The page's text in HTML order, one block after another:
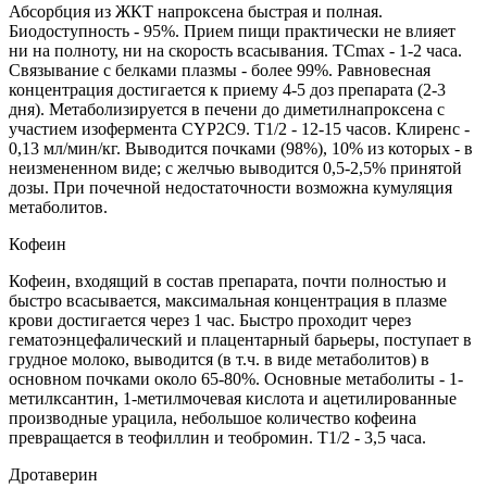
Абсорбция из ЖКТ напроксена быстрая и полная.
Биодоступность - 95%. Прием пищи практически не влияет
ни на полноту, ни на скорость всасывания. ТСmах - 1-2 часа.
Связывание с белками плазмы - более 99%. Равновесная
концентрация достигается к приему 4-5 доз препарата (2-3
дня). Метаболизируется в печени до диметилнапроксена с
участием изофермента CYP2C9. T1/2 - 12-15 часов. Клиренс -
0,13 мл/мин/кг. Выводится почками (98%), 10% из которых - в
неизмененном виде; с желчью выводится 0,5-2,5% принятой
дозы. При почечной недостаточности возможна кумуляция
метаболитов.
Кофеин
Кофеин, входящий в состав препарата, почти полностью и
быстро всасывается, максимальная концентрация в плазме
крови достигается через 1 час. Быстро проходит через
гематоэнцефалический и плацентарный барьеры, поступает в
грудное молоко, выводится (в т.ч. в виде метаболитов) в
основном почками около 65-80%. Основные метаболиты - 1-
метилксантин, 1-метилмочевая кислота и ацетилированные
производные урацила, небольшое количество кофеина
превращается в теофиллин и теобромин. T1/2 - 3,5 часа.
Дротаверин